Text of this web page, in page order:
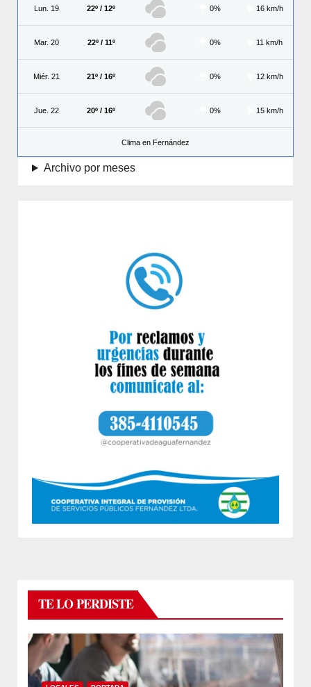
Lun. 19 22º / 12º 0% 16 km/h
Mar. 20 22º / 11º 0% 11 km/h
Miér. 21 21º / 16º 0% 12 km/h
Jue. 22 20º / 16º 0% 15 km/h
Clima en Fernández
Archivo por meses
TE LO PERDISTE